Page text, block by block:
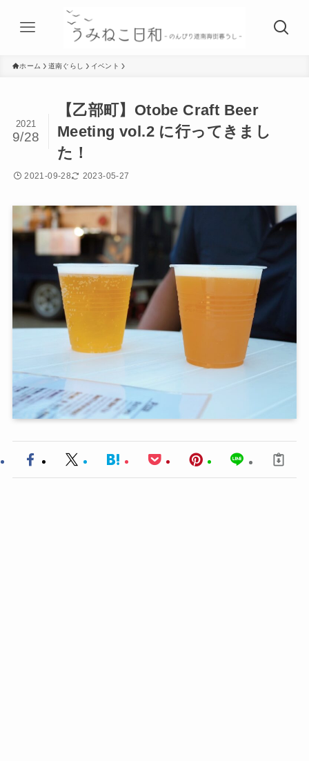
ホーム 道南ぐらし イベント
【乙部町】Otobe Craft Beer
Meeting vol.2 に行ってきまし
た！
2021
9/28
2021-09-28 2023-05-27